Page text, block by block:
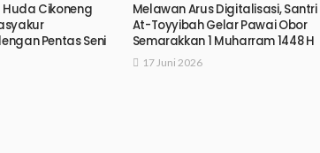
Cikoneng
Pentas Seni
Melawan Arus Digitalisasi, Santri
At-Toyyibah Gelar Pawai Obor
Semarakkan 1 Muharram 1448 H
17 Juni 2026